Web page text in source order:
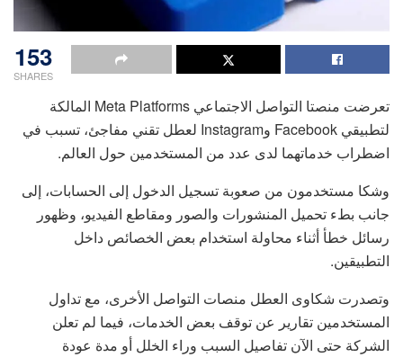
153
SHARES
تعرضت منصتا التواصل الاجتماعي Meta Platforms المالكة
لتطبيقي Facebook وInstagram لعطل تقني مفاجئ، تسبب في
اضطراب خدماتهما لدى عدد من المستخدمين حول العالم.
وشكا مستخدمون من صعوبة تسجيل الدخول إلى الحسابات، إلى
جانب بطء تحميل المنشورات والصور ومقاطع الفيديو، وظهور
رسائل خطأ أثناء محاولة استخدام بعض الخصائص داخل
التطبيقين.
وتصدرت شكاوى العطل منصات التواصل الأخرى، مع تداول
المستخدمين تقارير عن توقف بعض الخدمات، فيما لم تعلن
الشركة حتى الآن تفاصيل السبب وراء الخلل أو مدة عودة